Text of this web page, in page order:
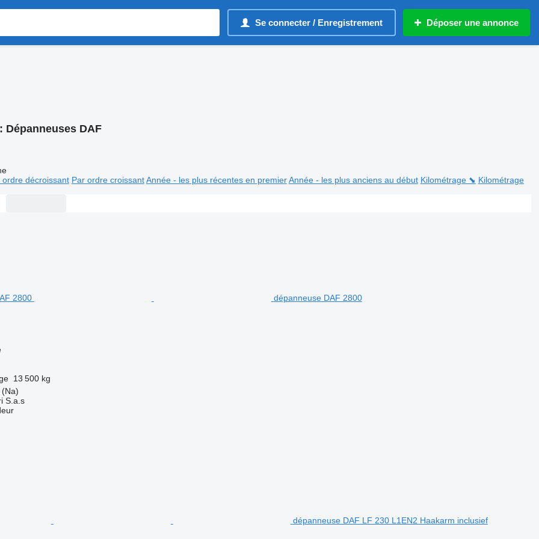
Se connecter / Enregistrement Déposer une annonce
Dépanneuses DAF
ordre décroissant Par ordre croissant Année - les plus récentes en premier Année - les plus anciens au début Kilométrage ⬊ Kilométrage
dépanneuse DAF 2800
13 500 kg
S.a.s
dépanneuse DAF LF 230 L1EN2 Haakarm inclusief